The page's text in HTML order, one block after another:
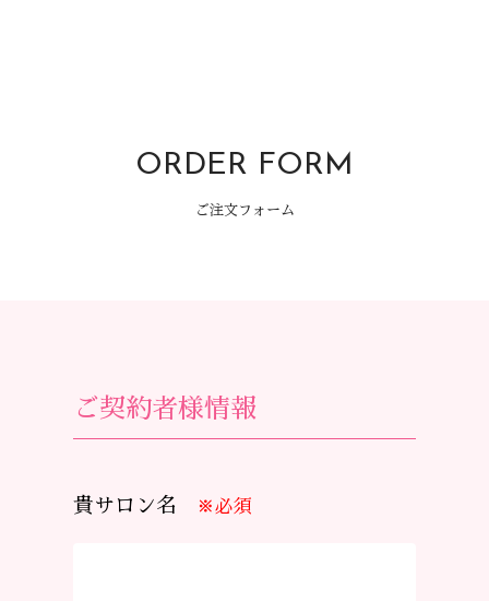
ORDER FORM
ご注文フォーム
ご契約者様情報
貴サロン名 ※必須